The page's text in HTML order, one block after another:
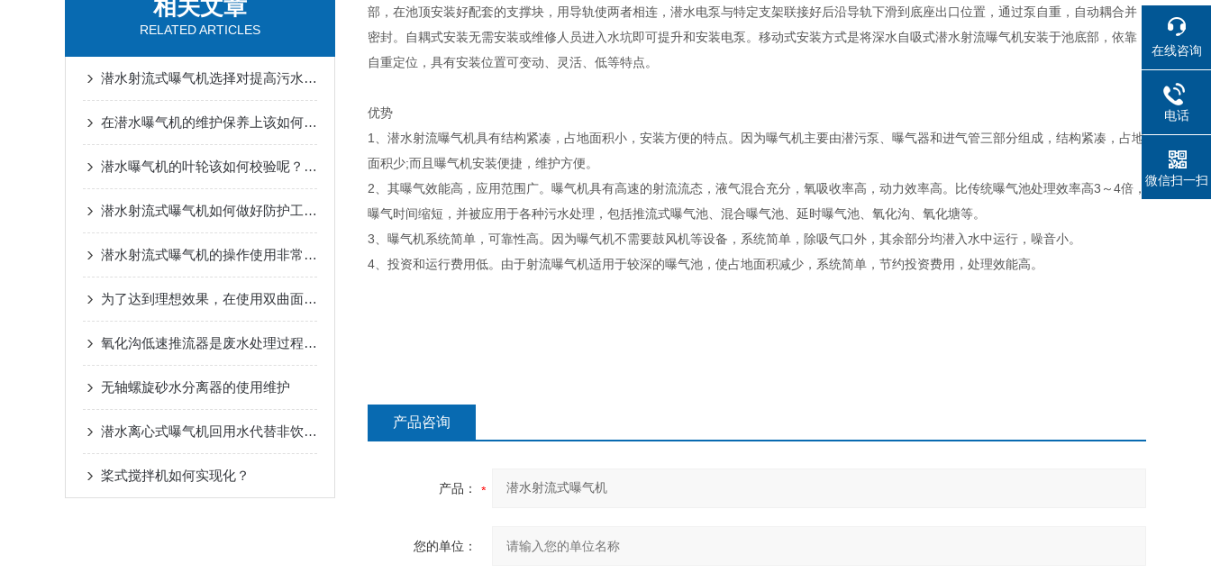
相关文章
RELATED ARTICLES
潜水射流式曝气机选择对提高污水处理和污泥排放具有重要作用
在潜水曝气机的维护保养上该如何做呢？
潜水曝气机的叶轮该如何校验呢？看看本篇吧
潜水射流式曝气机如何做好防护工作？
潜水射流式曝气机的操作使用非常便捷
为了达到理想效果，在使用双曲面搅拌机时要仔细了
氧化沟低速推流器是废水处理过程中常用的一种设备
无轴螺旋砂水分离器的使用维护
潜水离心式曝气机回用水代替非饮用水模式
桨式搅拌机如何实现化？
部，在池顶安装好配套的支撑块，用导轨使两者相连，潜水电泵与特定支架联接好后沿导轨下滑到底座出口位置，通过泵自重，自动耦合并
密封。自耦式安装无需安装或维修人员进入水坑即可提升和安装电泵。移动式安装方式是将深水自吸式潜水射流曝气机安装于池底部，依靠
自重定位，具有安装位置可变动、灵活、低等特点。
优势
1、潜水射流曝气机具有结构紧凑，占地面积小，安装方便的特点。因为曝气机主要由潜污泵、曝气器和进气管三部分组成，结构紧凑，占地
面积少;而且曝气机安装便捷，维护方便。
2、其曝气效能高，应用范围广。曝气机具有高速的射流流态，液气混合充分，氧吸收率高，动力效率高。比传统曝气池处理效率高3～4倍，
曝气时间缩短，并被应用于各种污水处理，包括推流式曝气池、混合曝气池、延时曝气池、氧化沟、氧化塘等。
3、曝气机系统简单，可靠性高。因为曝气机不需要鼓风机等设备，系统简单，除吸气口外，其余部分均潜入水中运行，噪音小。
4、投资和运行费用低。由于射流曝气机适用于较深的曝气池，使占地面积减少，系统简单，节约投资费用，处理效能高。
产品咨询
产品：
您的单位：
在线咨询
电话
微信扫一扫